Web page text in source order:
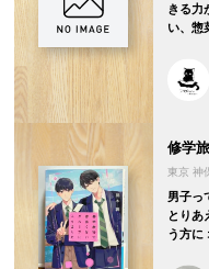
きる力
い、惣
修学
東京 神
男子っ
とりあ
う方に